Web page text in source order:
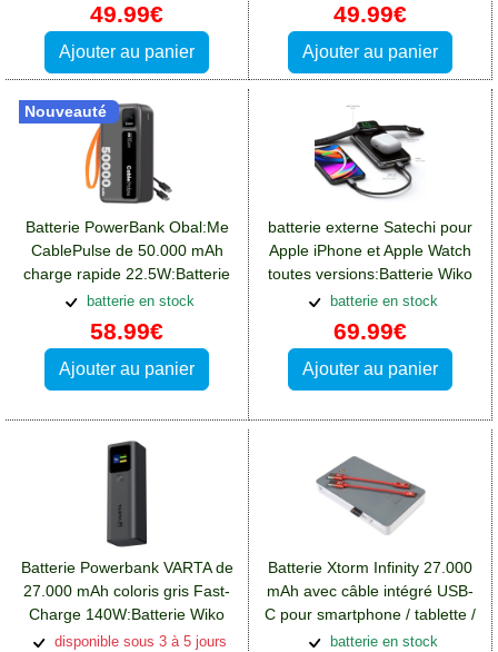
49.99€
Ajouter au panier
49.99€
Ajouter au panier
Batterie PowerBank Obal:Me
CablePulse de 50.000 mAh
charge rapide 22.5W:Batterie
Wiko View 4 Lite
batterie en stock
58.99€
Ajouter au panier
Nouveauté
batterie externe Satechi pour
Apple iPhone et Apple Watch
toutes versions:Batterie Wiko
View 4 Lite
batterie en stock
69.99€
Ajouter au panier
Batterie Powerbank VARTA de
27.000 mAh coloris gris Fast-
Charge 140W:Batterie Wiko
View 4 Lite
disponible sous 3 à 5 jours
Batterie Xtorm Infinity 27.000
mAh avec câble intégré USB-
C pour smartphone / tablette /
ordinateur
batterie en stock